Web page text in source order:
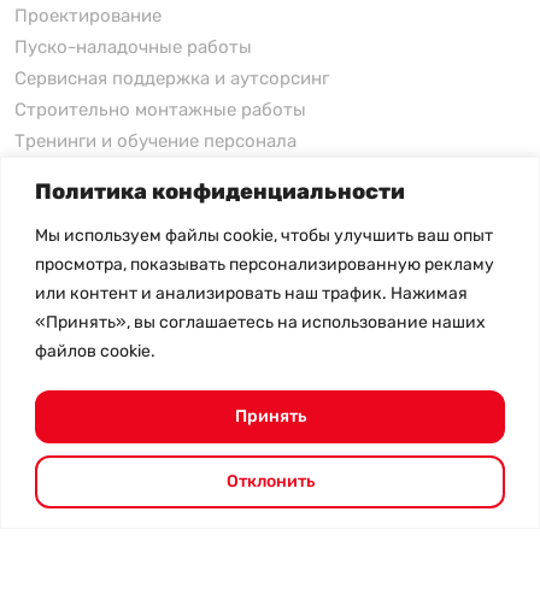
Политика конфиденциальности
Мы используем файлы cookie, чтобы улучшить ваш опыт
просмотра, показывать персонализированную рекламу
или контент и анализировать наш трафик. Нажимая
«Принять», вы соглашаетесь на использование наших
файлов cookie.
Отклонить
Принять
Проектирование
Пуско-наладочные работы
Сервисная поддержка и аутсорсинг
Строительно монтажные работы
Тренинги и обучение персонала
xFusion
xFusion
xFusion AI Solution
Цены на товары не являются публичной офертой и
- Политика конфиденциальности- Возврат товара
© 2026.SHANGHAI SYSTEM ENGINEERING.Все права
защищены.